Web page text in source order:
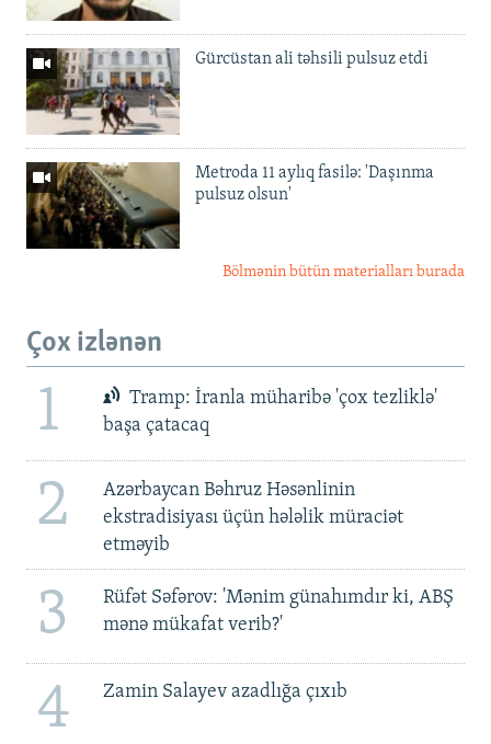
Gürcüstan ali təhsili pulsuz etdi
Metroda 11 aylıq fasilə: 'Daşınma
pulsuz olsun'
Bölmənin bütün materialları burada
Çox izlənən
1
Tramp: İranla müharibə 'çox tezliklə'
başa çatacaq
2
Azərbaycan Bəhruz Həsənlinin
ekstradisiyası üçün hələlik müraciət
etməyib
3
Rüfət Səfərov: 'Mənim günahımdır ki, ABŞ
mənə mükafat verib?'
4 Zamin Salayev azadlığa çıxıb